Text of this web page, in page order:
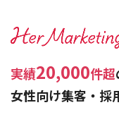
実績20,000件超
女性向け集客・採